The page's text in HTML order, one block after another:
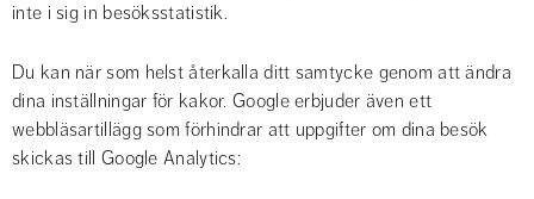
inte i sig in besöksstatistik.
Du kan när som helst återkalla ditt samtycke genom att ändra
dina inställningar för kakor. Google erbjuder även ett
webbläsartillägg som förhindrar att uppgifter om dina besök
skickas till Google Analytics: